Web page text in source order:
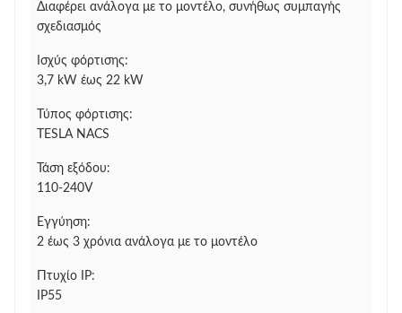
Διαφέρει ανάλογα με το μοντέλο, συνήθως συμπαγής
σχεδιασμός
Ισχύς φόρτισης:
3,7 kW έως 22 kW
Τύπος φόρτισης:
TESLA NACS
Τάση εξόδου:
110-240V
Εγγύηση:
2 έως 3 χρόνια ανάλογα με το μοντέλο
Πτυχίο IP:
IP55